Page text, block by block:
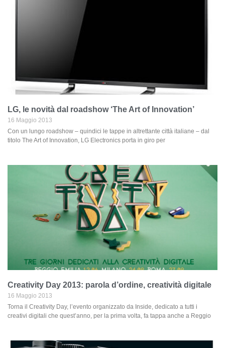
LG, le novità dal roadshow ‘The Art of Innovation’
16 Maggio 2013
Con un lungo roadshow – quindici le tappe in altrettante città italiane – dal
titolo The Art of Innovation, LG Electronics porta in giro per
Creativity Day 2013: parola d’ordine, creatività digitale
16 Maggio 2013
Torna il Creativity Day, l’evento organizzato da Inside, dedicato a tutti i
creativi digitali che quest’anno, per la prima volta, fa tappa anche a Reggio